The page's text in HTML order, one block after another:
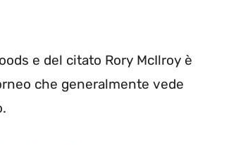
e del citato Rory McIlroy è
che generalmente vede